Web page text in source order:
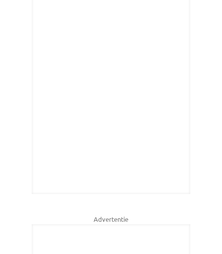
Advertentie